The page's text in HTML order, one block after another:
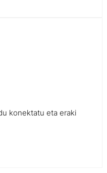
konektatu eta eraki